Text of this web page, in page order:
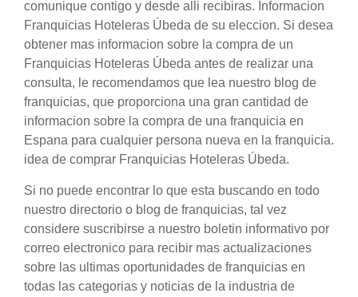
comunique contigo y desde alli recibiras. Informacion
Franquicias Hoteleras Úbeda de su eleccion. Si desea
obtener mas informacion sobre la compra de un
Franquicias Hoteleras Úbeda antes de realizar una
consulta, le recomendamos que lea nuestro blog de
franquicias, que proporciona una gran cantidad de
informacion sobre la compra de una franquicia en
Espana para cualquier persona nueva en la franquicia.
idea de comprar Franquicias Hoteleras Úbeda.
Si no puede encontrar lo que esta buscando en todo
nuestro directorio o blog de franquicias, tal vez
considere suscribirse a nuestro boletin informativo por
correo electronico para recibir mas actualizaciones
sobre las ultimas oportunidades de franquicias en
todas las categorias y noticias de la industria de